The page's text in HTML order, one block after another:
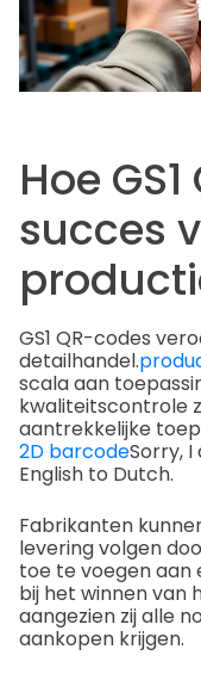
Hoe
succes
GS1 QR-codes
detailhandel.
scala aan
kwaliteitscontrole
aantrekkelijke
2D barcodeSorry,
English to Dutch.
Fabrikanten
levering volgen
toe te voegen aan
bij het winnen van
aangezien zij alle
aankopen krijgen.